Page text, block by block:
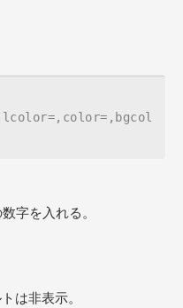
字を入れる。
は非表示。